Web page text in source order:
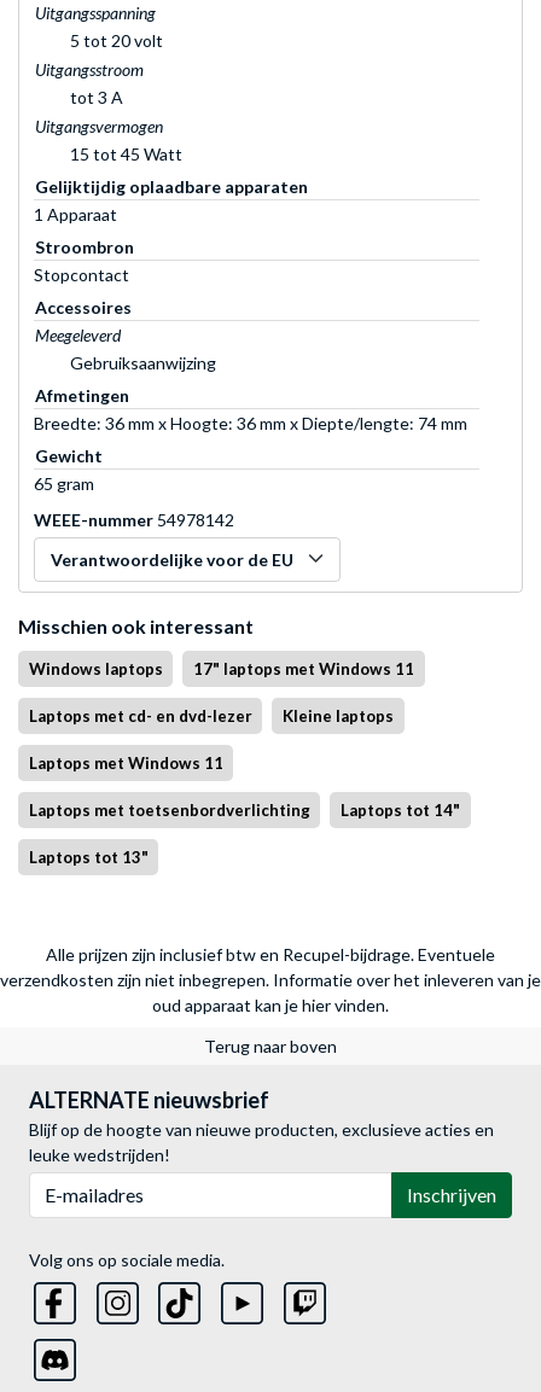
Uitgangsspanning
5 tot 20 volt
Uitgangsstroom
tot 3 A
Uitgangsvermogen
15 tot 45 Watt
Gelijktijdig oplaadbare apparaten
1 Apparaat
Stroombron
Stopcontact
Accessoires
Meegeleverd
Gebruiksaanwijzing
Afmetingen
Breedte: 36 mm x Hoogte: 36 mm x Diepte/lengte: 74 mm
Gewicht
65 gram
WEEE-nummer 54978142
Verantwoordelijke voor de EU
Misschien ook interessant
Windows laptops 17" laptops met Windows 11
Laptops met cd- en dvd-lezer Kleine laptops
Laptops met Windows 11
Laptops met toetsenbordverlichting Laptops tot 14"
Laptops tot 13"
Alle prijzen zijn inclusief btw en Recupel-bijdrage. Eventuele
verzendkosten zijn niet inbegrepen. Informatie over het inleveren van je
oud apparaat kan je hier vinden.
Terug naar boven
ALTERNATE nieuwsbrief
Blijf op de hoogte van nieuwe producten, exclusieve acties en
leuke wedstrijden!
Inschrijven
Volg ons op sociale media.